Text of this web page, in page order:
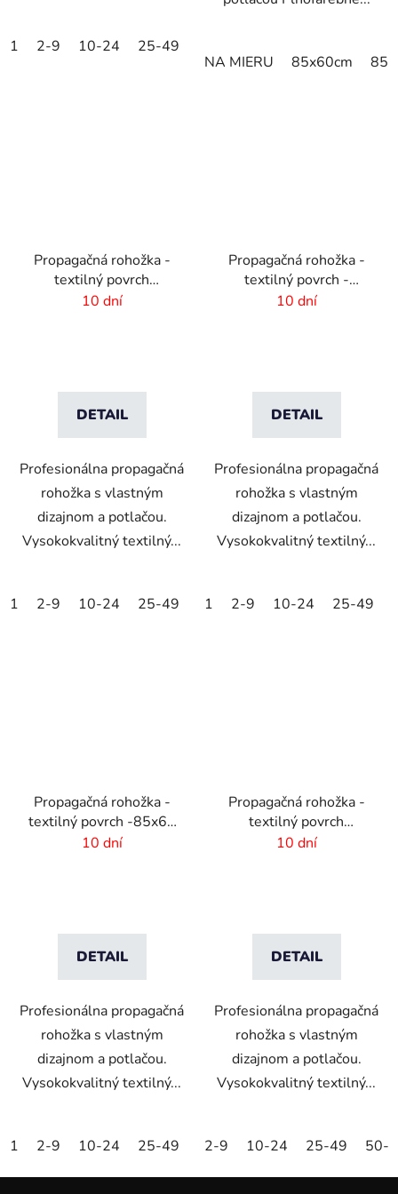
1 2-9 10-24 25-49
NA MIERU 85x60cm
Propagačná rohožka -
textilný povrch
-150x300cm
10 dní
DETAIL
Profesionálna propagačná
rohožka s vlastným
dizajnom a potlačou.
Vysokokvalitný textilný...
1 2-9 10-24 25-49 50-99 100-249 250-499
Propagačná rohožka -
textilný povrch -
85x120 cm
10 dní
DETAIL
Profesionálna propagačná
rohožka s vlastným
dizajnom a potlačou.
Vysokokvalitný textilný...
1 2-9 10-24 25-49
Propagačná rohožka -
textilný povrch -85x60
cm
10 dní
DETAIL
Profesionálna propagačná
rohožka s vlastným
dizajnom a potlačou.
Vysokokvalitný textilný...
1 2-9 10-24 25-49 50-99 100-249 250-499
Propagačná rohožka -
textilný povrch
-60x40cm
10 dní
DETAIL
Profesionálna propagačná
rohožka s vlastným
dizajnom a potlačou.
Vysokokvalitný textilný...
2-9 10-24 25-49 50-